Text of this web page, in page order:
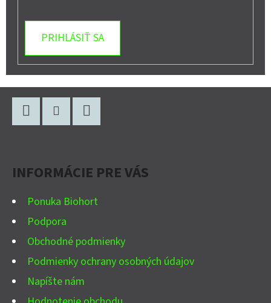
PRIHLÁSIŤ SA
Z
INFORMÁCIE PRE VÁS
Ponuka Biohort
Podpora
Obchodné podmienky
Podmienky ochrany osobných údajov
Napíšte nám